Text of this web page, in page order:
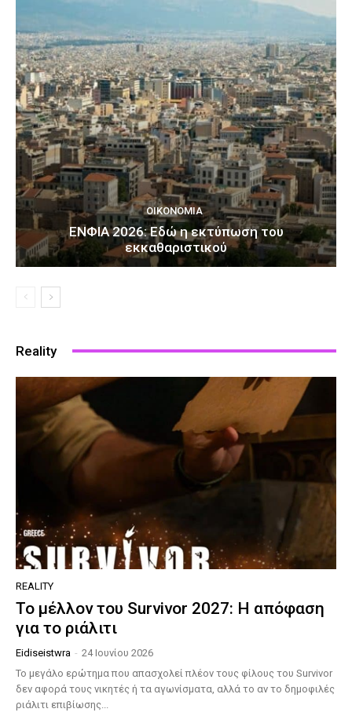
ΟΙΚΟΝΟΜΊΑ
ΕΝΦΙΑ 2026: Εδώ η εκτύπωση του
εκκαθαριστικού
Reality
REALITY
Το μέλλον του Survivor 2027: Η απόφαση
για το ριάλιτι
Eidiseistwra - 24 Ιουνίου 2026
Το μεγάλο ερώτημα που απασχολεί πλέον τους φίλους του Survivor
δεν αφορά τους νικητές ή τα αγωνίσματα, αλλά το αν το δημοφιλές
ριάλιτι επιβίωσης...